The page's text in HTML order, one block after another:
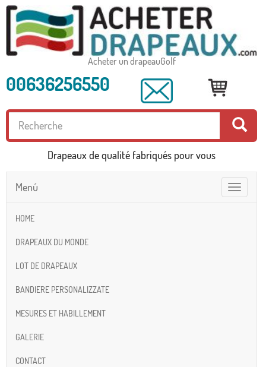
Acheter un drapeauGolf
00636256550
Drapeaux de qualité fabriqués pour vous
Toggle
navigation
Menú
HOME
DRAPEAUX DU MONDE
LOT DE DRAPEAUX
BANDIERE PERSONALIZZATE
MESURES ET HABILLEMENT
GALERIE
CONTACT